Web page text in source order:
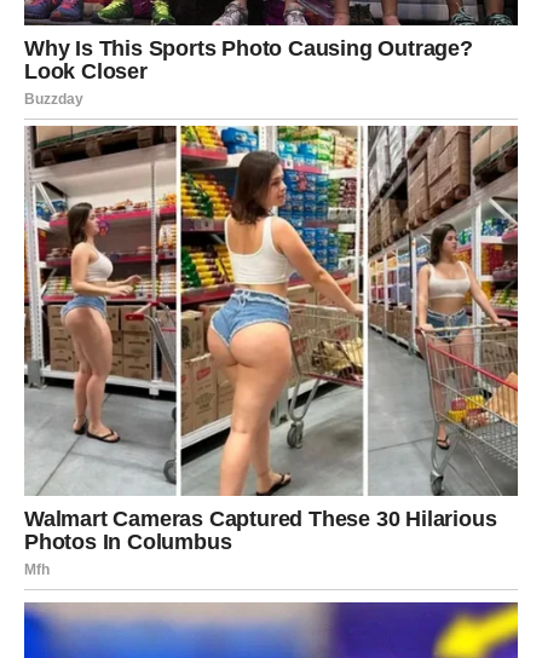
unapređenju ili promenama. Finansije su stabilne.
Zdravlje zahteva više pažnje – telo vam šalje signale da
usporite.
VAGA
Subota vam donosi želju za harmonijom i lepotom. U
ljubavi želite ravnotežu i mir. Ako ste u vezi, dan je
idealan za zajedničke aktivnosti. Slobodne Vage mogu
privući osobu sličnih vrednosti.
Društveni život je naglašen – poziv ili susret može vam
popraviti raspoloženje. Finansije su u balansu. Zdravlje je
dobro, ali vam prija boravak u prirodi ili umetničke
aktivnosti.
ŠKORPIJA
Duboke misli i snažne emocije obeležavaju vašu subotu.